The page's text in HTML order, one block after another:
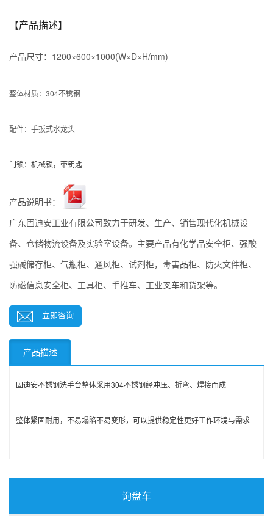
【产品描述】
产品尺寸：1200×600×1000(W×D×H/mm)
整体材质：304不锈钢
配件：手扳式水龙头
门锁：机械锁，带钥匙
产品说明书：
广东固迪安工业有限公司致力于研发、生产、销售现代化机械设
备、仓储物流设备及实验室设备。主要产品有化学品安全柜、强酸
强碱储存柜、气瓶柜、通风柜、试剂柜，毒害品柜、防火文件柜、
防磁信息安全柜、工具柜、手推车、工业叉车和货架等。
立即咨询
产品描述
固迪安不锈钢洗手台整体采用304不锈钢经冲压、折弯、焊接而成
整体紧固耐用，不易塌陷不易变形，可以提供稳定性更好工作环境与需求
询盘车